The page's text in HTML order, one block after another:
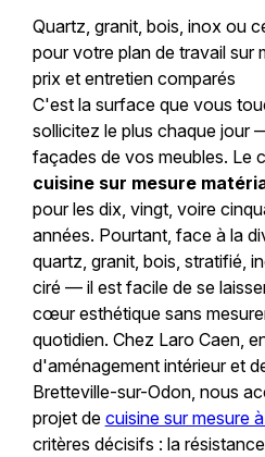
Quartz, granit, bois, inox ou
pour votre plan de travail sur
prix et entretien comparés
C'est la surface que vous
sollicitez le plus chaque jour
façades de vos meubles. Le
cuisine sur mesure
pour les dix, vingt, voire
années. Pourtant, face à la
quartz, granit, bois, stratifié,
ciré — il est facile de se
cœur esthétique sans
quotidien. Chez Laro Caen,
d'aménagement intérieur et
Bretteville-sur-Odon, nous
projet de cuisine sur mesure
critères décisifs : la